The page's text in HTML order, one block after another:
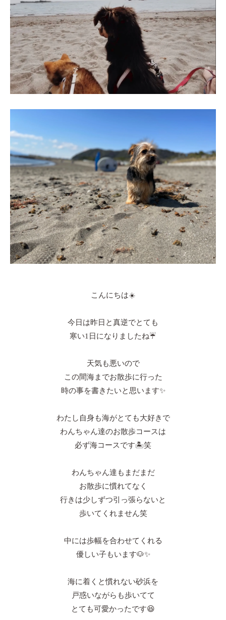
こんにちは☀️
今日は昨日と真逆でとても
寒い1日になりましたね☔️
天気も悪いので
この間海までお散歩に行った
時の事を書きたいと思います✨
わたし自身も海がとても大好きで
わんちゃん達のお散歩コースは
必ず海コースです🏝笑
わんちゃん達もまだまだ
お散歩に慣れてなく
行きは少しずつ引っ張らないと
歩いてくれません笑
中には歩幅を合わせてくれる
優しい子もいます🐶✨
海に着くと慣れない砂浜を
戸惑いながらも歩いてて
とても可愛かったです😆